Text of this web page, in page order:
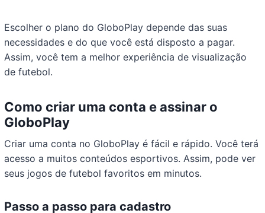
Escolher o plano do GloboPlay depende das suas
necessidades e do que você está disposto a pagar.
Assim, você tem a melhor experiência de visualização
de futebol.
Como criar uma conta e assinar o
GloboPlay
Criar uma conta no GloboPlay é fácil e rápido. Você terá
acesso a muitos conteúdos esportivos. Assim, pode ver
seus jogos de futebol favoritos em minutos.
Passo a passo para cadastro